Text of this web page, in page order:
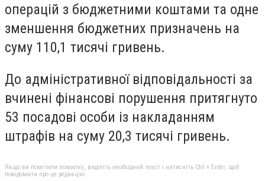
операцій з бюджетними коштами та одне
зменшення бюджетних призначень на
суму 110,1 тисячі гривень.
До адміністративної відповідальності за
вчинені фінансові порушення притягнуто
53 посадові особи із накладанням
штрафів на суму 20,3 тисячі гривень.
Якщо ви помітили помилку, виділіть необхідний текст і натисніть Ctrl + Enter, щоб
повідомити про це редакцію